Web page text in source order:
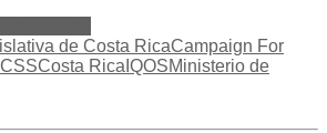
de Costa RicaCampaign For
Costa Rica IQOSMinisterio de